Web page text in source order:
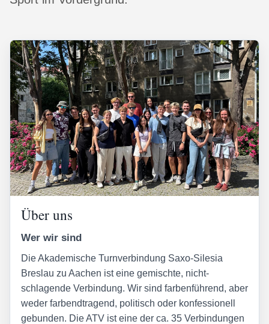
Über uns
Wer wir sind
Die Akademische Turnverbindung Saxo-Silesia
Breslau zu Aachen ist eine gemischte, nicht-
schlagende Verbindung. Wir sind farbenführend, aber
weder farbendtragend, politisch oder konfessionell
gebunden. Die ATV ist eine der ca. 35 Verbindungen